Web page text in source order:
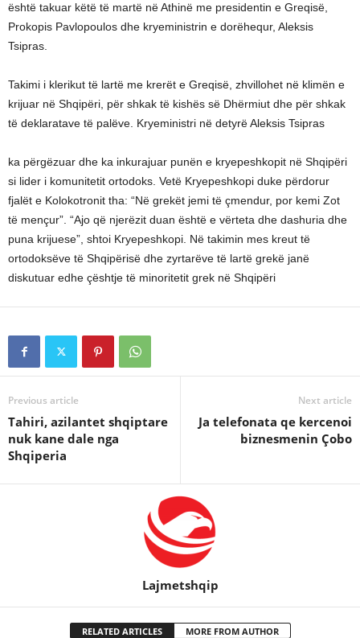
është takuar këtë të martë në Athinë me presidentin e Greqisë,
Prokopis Pavlopoulos dhe kryeministrin e dorëhequr, Aleksis
Tsipras.
Takimi i klerikut të lartë me krerët e Greqisë, zhvillohet në klimën e
krijuar në Shqipëri, për shkak të kishës së Dhërmiut dhe për shkak
të deklaratave të palëve. Kryeministri në detyrë Aleksis Tsipras
ka përgëzuar dhe ka inkurajuar punën e kryepeshkopit në Shqipëri
si lider i komunitetit ortodoks. Vetë Kryepeshkopi duke përdorur
fjalët e Kolokotronit tha: “Në grekët jemi të çmendur, por kemi Zot
të mençur”. “Ajo që njerëzit duan është e vërteta dhe dashuria dhe
puna krijuese”, shtoi Kryepeshkopi. Në takimin mes kreut të
ortodoksëve të Shqipërisë dhe zyrtarëve të lartë grekë janë
diskutuar edhe çështje të minoritetit grek në Shqipëri
Previous article
Tahiri, azilantet shqiptare
nuk kane dale nga
Shqiperia
Next article
Ja telefonata qe kercenoi
biznesmenin Çobo
Lajmetshqip
RELATED ARTICLES MORE FROM AUTHOR